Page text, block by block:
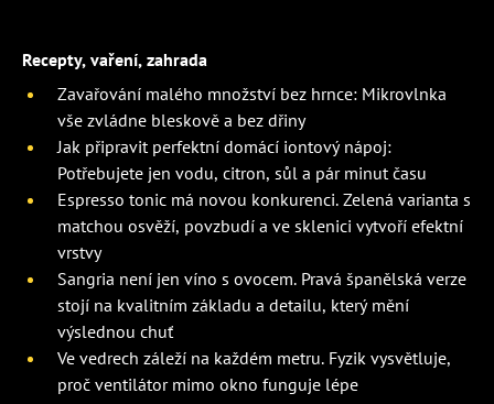
Recepty, vaření, zahrada
Zavařování malého množství bez hrnce: Mikrovlnka
vše zvládne bleskově a bez dřiny
Jak připravit perfektní domácí iontový nápoj:
Potřebujete jen vodu, citron, sůl a pár minut času
Espresso tonic má novou konkurenci. Zelená varianta s
matchou osvěží, povzbudí a ve sklenici vytvoří efektní
vrstvy
Sangria není jen víno s ovocem. Pravá španělská verze
stojí na kvalitním základu a detailu, který mění
výslednou chuť
Ve vedrech záleží na každém metru. Fyzik vysvětluje,
proč ventilátor mimo okno funguje lépe